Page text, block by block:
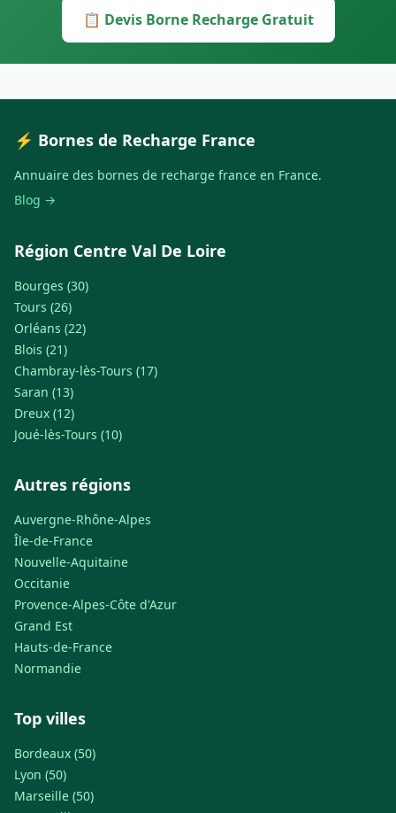
📋 Devis Borne Recharge Gratuit
⚡ Bornes de Recharge France
Annuaire des bornes de recharge france en France.
Blog →
Région Centre Val De Loire
Bourges (30)
Tours (26)
Orléans (22)
Blois (21)
Chambray-lès-Tours (17)
Saran (13)
Dreux (12)
Joué-lès-Tours (10)
Autres régions
Auvergne-Rhône-Alpes
Île-de-France
Nouvelle-Aquitaine
Occitanie
Provence-Alpes-Côte d'Azur
Grand Est
Hauts-de-France
Normandie
Top villes
Bordeaux (50)
Lyon (50)
Marseille (50)